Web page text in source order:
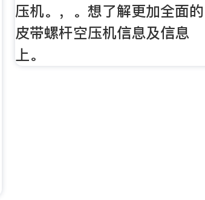
压机。，。想了解更加全面的
皮带螺杆空压机信息及信息
上。